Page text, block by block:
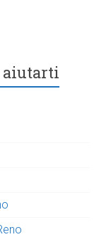
aiutarti